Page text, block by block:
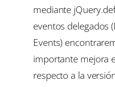
mediante
eventos delegados
Events)
importante mejora
respecto a la